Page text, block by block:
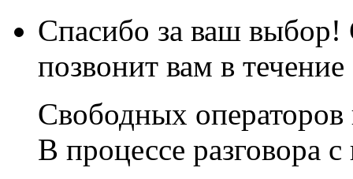
Спасибо за ваш
позвонит вам в
Свободных
В процессе разговора